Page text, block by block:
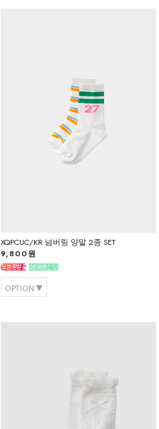
XQPCUC/KR.넘버링 양말 2종 SET
9,800원
OPTION